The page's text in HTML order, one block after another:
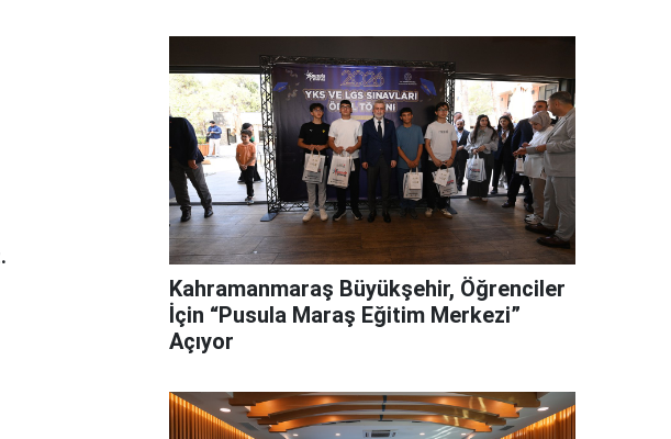
Kahramanmaraş Büyükşehir, Öğrenciler
İçin “Pusula Maraş Eğitim Merkezi”
Açıyor